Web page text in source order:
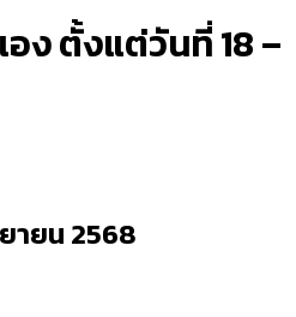
ง ตั้งแต่วันที่ 18 –
ายน 2568